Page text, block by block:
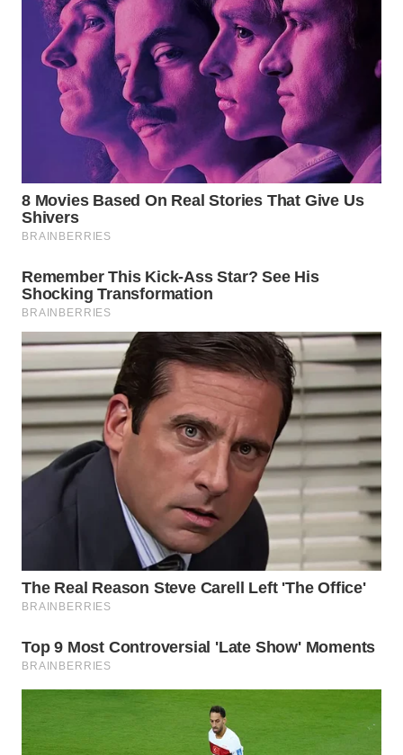
LABUHANBATU
WN
TAPANULI
TENGAH
WN DELI
WN
TEBING
WN
PAKPAK
KARAWANG
WN
BEKASI
WN
DEPOK
TAPANULI
UTARA